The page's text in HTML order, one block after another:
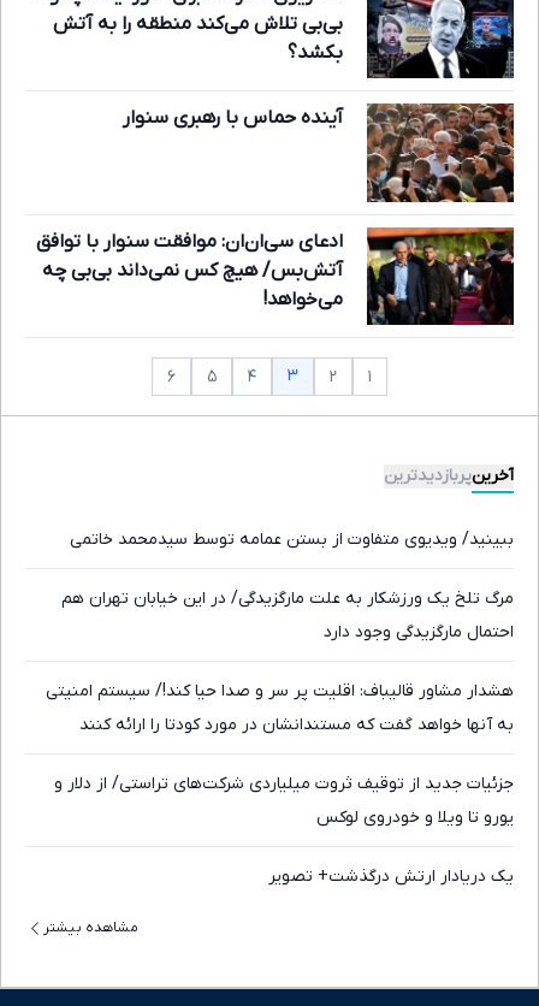
بی‌بی تلاش می‌کند منطقه را به آتش
بکشد؟
آینده حماس با رهبری سنوار
ادعای سی‌ان‌ان: موافقت سنوار با توافق
آتش‌بس/ هیچ کس نمی‌داند بی‌بی چه
می‌خواهد!
۱ ۲ ۳ ۴ ۵ ۶
آخرینپربازدیدترین
ببینید/ ویدیوی متفاوت از بستن عمامه توسط سیدمحمد خاتمی
مرگ تلخ یک ورزشکار به علت مارگزیدگی/ در این خیابان تهران هم
احتمال مارگزیدگی وجود دارد
هشدار مشاور قالیباف: اقلیت پر سر و صدا حیا کند!/ سیستم امنیتی
به آنها خواهد گفت که مستندانشان در مورد کودتا را ارائه کنند
جزئیات جدید از توقیف ثروت میلیاردی شرکت‌های تراستی/ از دلار و
یورو تا ویلا و خودروی لوکس
یک دریادار ارتش درگذشت+ تصویر
مشاهده بیشتر